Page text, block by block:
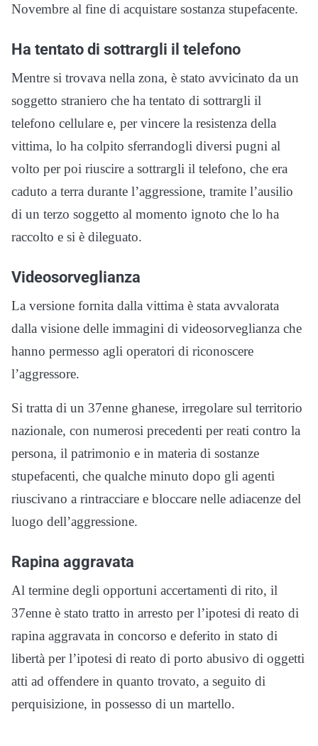
Novembre al fine di acquistare sostanza stupefacente.
Ha tentato di sottrargli il telefono
Mentre si trovava nella zona, è stato avvicinato da un
soggetto straniero che ha tentato di sottrargli il
telefono cellulare e, per vincere la resistenza della
vittima, lo ha colpito sferrandogli diversi pugni al
volto per poi riuscire a sottrargli il telefono, che era
caduto a terra durante l’aggressione, tramite l’ausilio
di un terzo soggetto al momento ignoto che lo ha
raccolto e si è dileguato.
Videosorveglianza
La versione fornita dalla vittima è stata avvalorata
dalla visione delle immagini di videosorveglianza che
hanno permesso agli operatori di riconoscere
l’aggressore.
Si tratta di un 37enne ghanese, irregolare sul territorio
nazionale, con numerosi precedenti per reati contro la
persona, il patrimonio e in materia di sostanze
stupefacenti, che qualche minuto dopo gli agenti
riuscivano a rintracciare e bloccare nelle adiacenze del
luogo dell’aggressione.
Rapina aggravata
Al termine degli opportuni accertamenti di rito, il
37enne è stato tratto in arresto per l’ipotesi di reato di
rapina aggravata in concorso e deferito in stato di
libertà per l’ipotesi di reato di porto abusivo di oggetti
atti ad offendere in quanto trovato, a seguito di
perquisizione, in possesso di un martello.